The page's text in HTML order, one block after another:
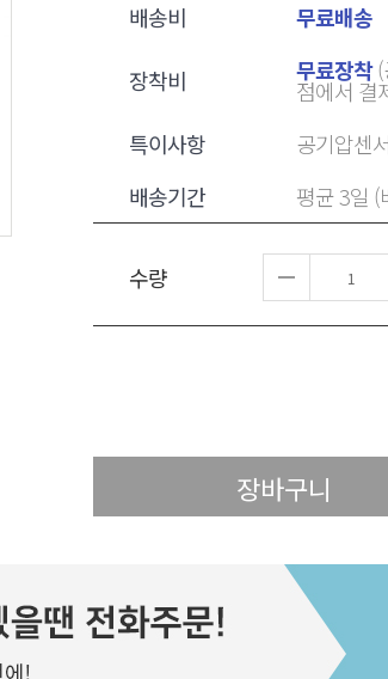
배송비
무료배송
장착비 무료장착(
점에서 결
특이사항
공기압센
배송기간
평균 3일 (
수량